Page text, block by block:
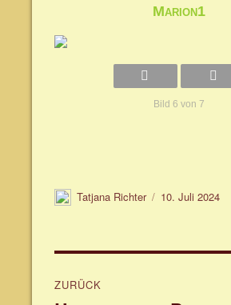
Marion1
Bild 6 von 7
Autor
Tatjana Richter
Veröffentlicht
10. Juli 2024
ZURÜCK